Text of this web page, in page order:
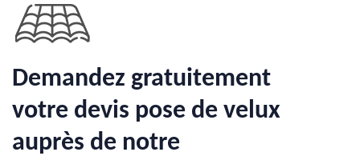
Demandez gratuitement
votre devis pose de velux
auprès de notre